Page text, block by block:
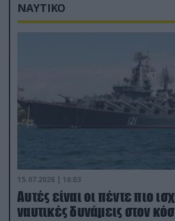
ΝΑΥΤΙΚΟ
15.07.2026 | 16:03
Aυτές είναι οι πέντε πιο
ναυτικές δυνάμεις στον